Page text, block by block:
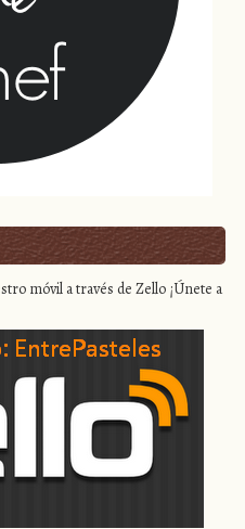
móvil a través de Zello ¡Únete a